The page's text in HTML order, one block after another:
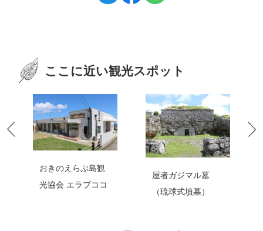
ここに近い観光スポット
おきのえらぶ島観
光協会 エラブココ
屋者ガジマル墓
（琉球式墳墓）